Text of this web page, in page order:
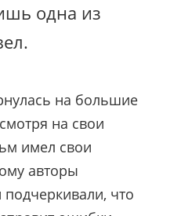
одна из
на большие
на свои
имел свои
авторы
что